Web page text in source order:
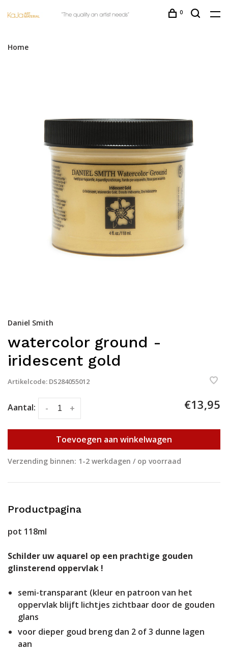
0
Home
Daniel Smith
watercolor ground -
iridescent gold
Artikelcode: DS284055012
Aantal: +
- €13,95
Toevoegen aan winkelwagen
Verzending binnen: 1-2 werkdagen / op voorraad
Productpagina
pot 118ml
Schilder uw aquarel op een prachtige gouden
glinsterend oppervlak !
semi-transparant (kleur en patroon van het
oppervlak blijft lichtjes zichtbaar door de gouden
glans
voor dieper goud breng dan 2 of 3 dunne lagen
aan